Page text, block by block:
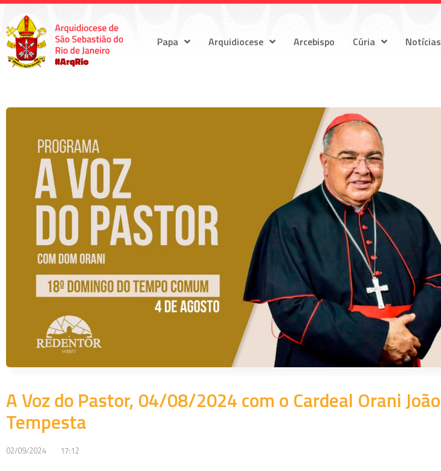
Papa Arquidiocese Arcebispo Cúria Notícias
A Voz do Pastor, 04/08/2024 com o Cardeal Orani João
Tempesta
02/09/2024 17:12